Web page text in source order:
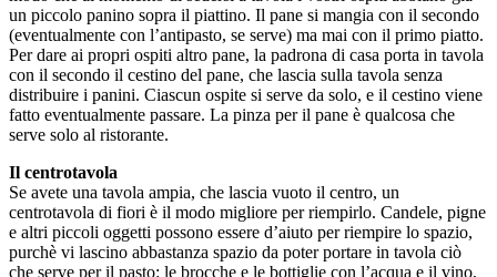
un piccolo panino sopra il piattino. Il pane si mangia con il secondo
(eventualmente con l’antipasto, se serve) ma mai con il primo piatto.
Per dare ai propri ospiti altro pane, la padrona di casa porta in tavola
con il secondo il cestino del pane, che lascia sulla tavola senza
distribuire i panini. Ciascun ospite si serve da solo, e il cestino viene
fatto eventualmente passare. La pinza per il pane è qualcosa che
serve solo al ristorante.
Il centrotavola
Se avete una tavola ampia, che lascia vuoto il centro, un
centrotavola di fiori è il modo migliore per riempirlo. Candele, pigne
e altri piccoli oggetti possono essere d’aiuto per riempire lo spazio,
purchè vi lascino abbastanza spazio da poter portare in tavola ciò
che serve per il pasto: le brocche e le bottiglie con l’acqua e il vino,